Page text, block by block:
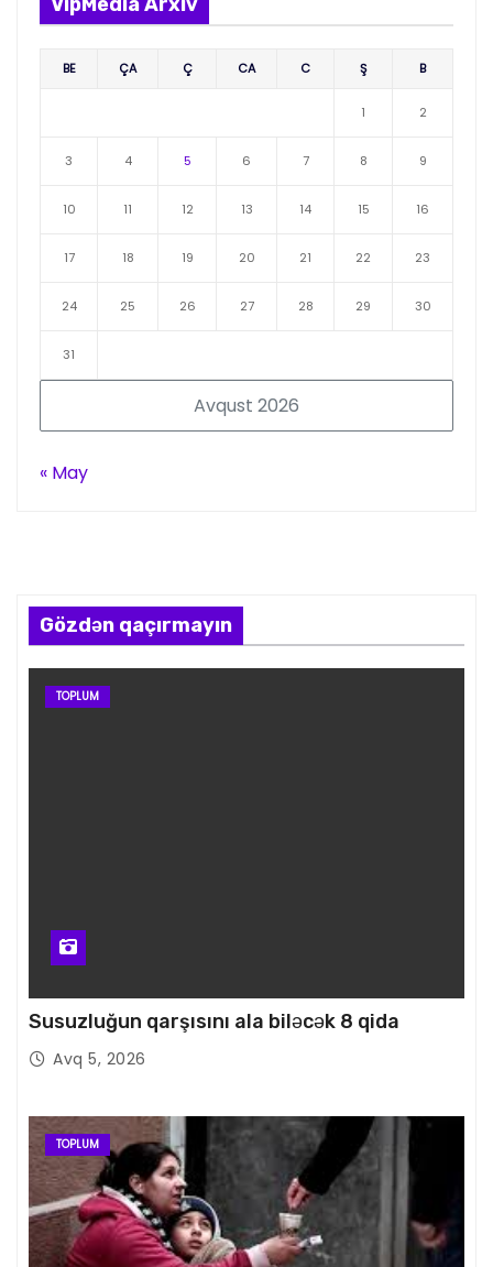
VipMedia Arxiv
Avqust 2026
BE ÇA Ç CA C Ş B
1 2
3 4 5 6 7 8 9
10 11 12 13 14 15 16
17 18 19 20 21 22 23
24 25 26 27 28 29 30
31
« May
Gözdən qaçırmayın
TOPLUM
Susuzluğun qarşısını ala biləcək 8 qida
Avq 5, 2026
TOPLUM